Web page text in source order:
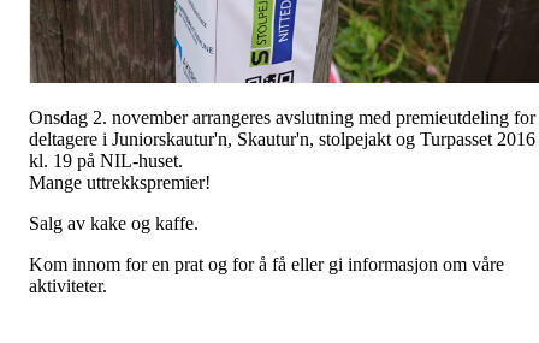
Onsdag 2. november arrangeres avslutning med premieutdeling for
deltagere i Juniorskautur'n, Skautur'n, stolpejakt og Turpasset 2016
kl. 19 på NIL-huset.
Mange uttrekkspremier!
Salg av kake og kaffe.
Kom innom for en prat og for å få eller gi informasjon om våre
aktiviteter.